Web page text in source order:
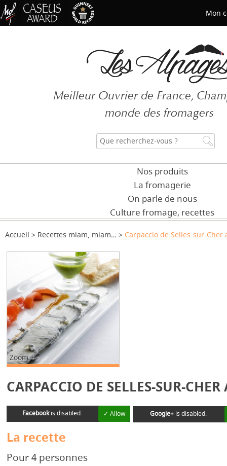
Meilleur Ouvrier de France,
monde des fromagers
Nos produits
La fromagerie
On parle de nous
Culture fromage, recettes
Accueil Recettes miam, miam… Carpaccio de Selles-sur-Cher
Zoom +
CARPACCIO DE SELLES-SUR-
Facebookis disabled. ✓ Allow Google+ is disabled.
La recette
Pour 4 personnes
Mon
Mot de passe oublié ?
CRÉER UN